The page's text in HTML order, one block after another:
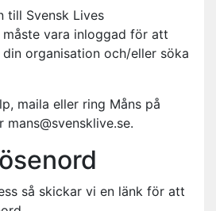
till Svensk Lives
vara inloggad för att
organisation och/eller söka
maila eller ring Måns på
så skickar vi en länk för att